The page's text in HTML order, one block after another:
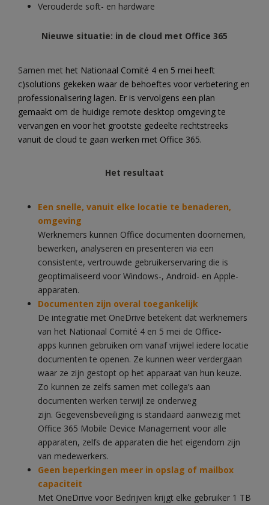
Verouderde soft- en hardware
Nieuwe situatie: in de cloud met Office 365
Samen met het Nationaal Comité 4 en 5 mei heeft
c)solutions gekeken waar de behoeftes voor verbetering en
professionalisering lagen. Er is vervolgens een plan
gemaakt om de huidige remote desktop omgeving te
vervangen en voor het grootste gedeelte rechtstreeks
vanuit de cloud te gaan werken met Office 365.
Het resultaat
Een snelle, vanuit elke locatie te benaderen,
omgeving
Werknemers kunnen Office documenten doornemen,
bewerken, analyseren en presenteren via een
consistente, vertrouwde gebruikerservaring die is
geoptimaliseerd voor Windows-, Android- en Apple-
apparaten.
Documenten zijn overal toegankelijk
De integratie met OneDrive betekent dat werknemers
van het Nationaal Comité 4 en 5 mei de Office-
apps kunnen gebruiken om vanaf vrijwel iedere locatie
documenten te openen. Ze kunnen weer verdergaan
waar ze zijn gestopt op het apparaat van hun keuze.
Zo kunnen ze zelfs samen met collega’s aan
documenten werken terwijl ze onderweg
zijn. Gegevensbeveiliging is standaard aanwezig met
Office 365 Mobile Device Management voor alle
apparaten, zelfs de apparaten die het eigendom zijn
van medewerkers.
Geen beperkingen meer in opslag of mailbox
capaciteit
Met OneDrive voor Bedrijven krijgt elke gebruiker 1 TB